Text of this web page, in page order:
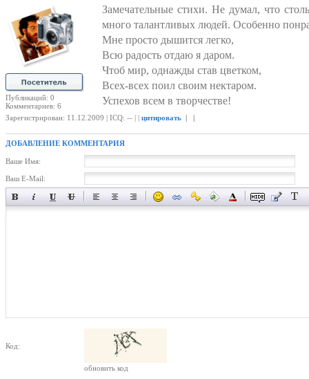
Публикаций: 0
Комментариев: 6
Замечательные стихи. Не думал, что
много талантливых людей. Особенно
Мне просто дышится легко,
Всю радость отдаю я даром.
Чтоб мир, однажды став цветком,
Всех-всех поил своим нектаром.
Успехов всем в творчестве!
Зарегистрирован: 11.12.2009 | ICQ: -- | | цитировать | |
ДОБАВЛЕНИЕ КОММЕНТАРИЯ
Ваше Имя:
Ваш E-Mail:
Код:
обновить код